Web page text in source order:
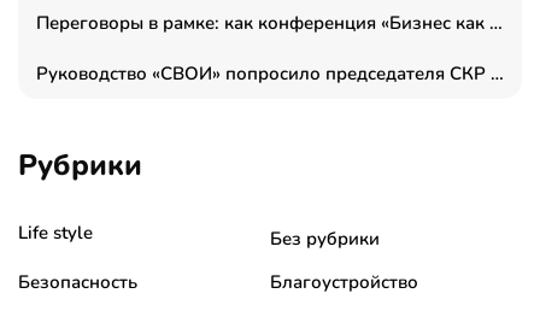
Переговоры в рамке: как конференция «Бизнес как искусство» переформатирует деловой этикет в стенах ТПП РФ
Руководство «СВОИ» попросило председателя СКР дать правовую оценку обысков в тыловом штабе
Рубрики
Life style
Без рубрики
Безопасность
Благоустройство